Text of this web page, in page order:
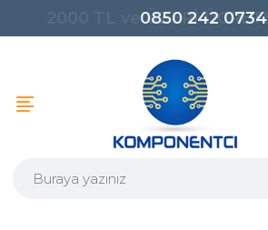
0850 242 0734